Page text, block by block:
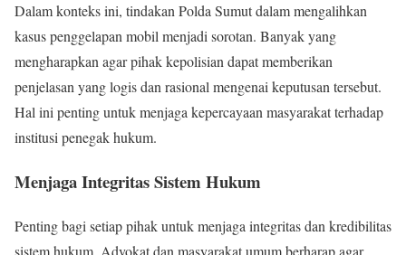
Dalam konteks ini, tindakan Polda Sumut dalam mengalihkan
kasus penggelapan mobil menjadi sorotan. Banyak yang
mengharapkan agar pihak kepolisian dapat memberikan
penjelasan yang logis dan rasional mengenai keputusan tersebut.
Hal ini penting untuk menjaga kepercayaan masyarakat terhadap
institusi penegak hukum.
Menjaga Integritas Sistem Hukum
Penting bagi setiap pihak untuk menjaga integritas dan kredibilitas
sistem hukum. Advokat dan masyarakat umum berharap agar